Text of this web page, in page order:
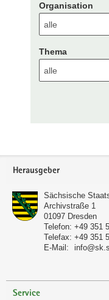
Organisation
Thema
Footer-
Herausgeber
Sächsische
Archivstraße 1
01097 Dresden
Telefon: +49 351
Telefax: +49 351
E-Mail:
Service